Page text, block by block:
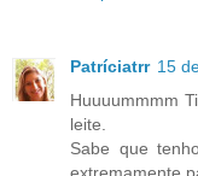
Patríciatrr 15
Huuuummmm
leite.
Sabe que